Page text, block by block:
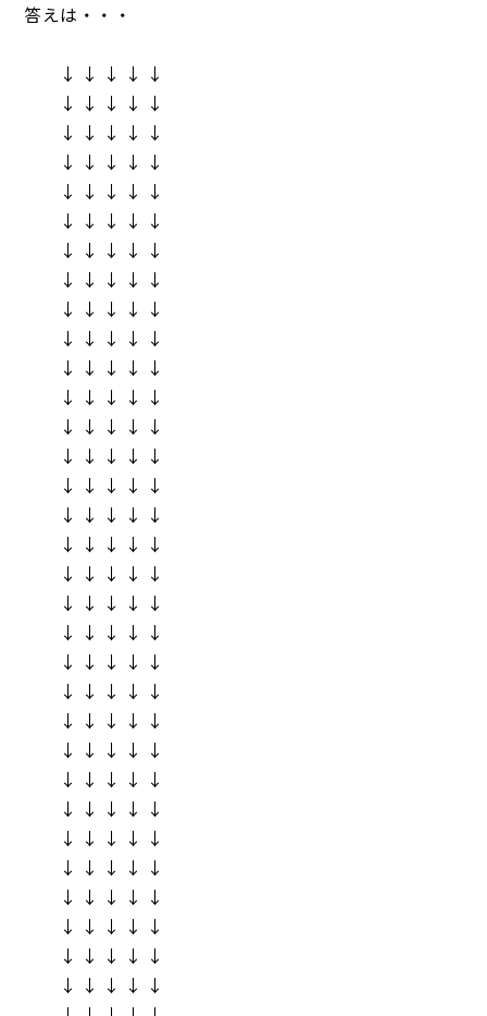
答えは・・・
↓ ↓ ↓ ↓ ↓
↓ ↓ ↓ ↓ ↓
↓ ↓ ↓ ↓ ↓
↓ ↓ ↓ ↓ ↓
↓ ↓ ↓ ↓ ↓
↓ ↓ ↓ ↓ ↓
↓ ↓ ↓ ↓ ↓
↓ ↓ ↓ ↓ ↓
↓ ↓ ↓ ↓ ↓
↓ ↓ ↓ ↓ ↓
↓ ↓ ↓ ↓ ↓
↓ ↓ ↓ ↓ ↓
↓ ↓ ↓ ↓ ↓
↓ ↓ ↓ ↓ ↓
↓ ↓ ↓ ↓ ↓
↓ ↓ ↓ ↓ ↓
↓ ↓ ↓ ↓ ↓
↓ ↓ ↓ ↓ ↓
↓ ↓ ↓ ↓ ↓
↓ ↓ ↓ ↓ ↓
↓ ↓ ↓ ↓ ↓
↓ ↓ ↓ ↓ ↓
↓ ↓ ↓ ↓ ↓
↓ ↓ ↓ ↓ ↓
↓ ↓ ↓ ↓ ↓
↓ ↓ ↓ ↓ ↓
↓ ↓ ↓ ↓ ↓
↓ ↓ ↓ ↓ ↓
↓ ↓ ↓ ↓ ↓
↓ ↓ ↓ ↓ ↓
↓ ↓ ↓ ↓ ↓
↓ ↓ ↓ ↓ ↓